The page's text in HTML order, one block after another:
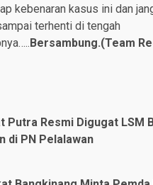
kebenaran kasus ini dan
terhenti di tengah
Bersambung.(Team
Putra Resmi Digugat LSM
di PN Pelalawan